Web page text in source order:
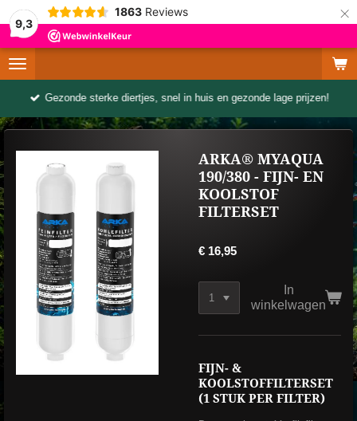
9,3
1863 Reviews ×
Gezonde sterke diertjes, snel in huis en gezonde lage prijzen!
ARKA® MYAQUA
190/380 - FIJN- EN
KOOLSTOF
FILTERSET
€ 16,95
In
winkelwagen
FIJN- &
KOOLSTOFFILTERSET
(1 STUK PER FILTER)